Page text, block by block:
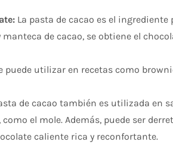
La pasta de cacao es el
de cacao, se obtiene el
puede utilizar en recetas como
de cacao también es utilizada en
el mole. Además, puede ser
caliente rica y reconfortante.